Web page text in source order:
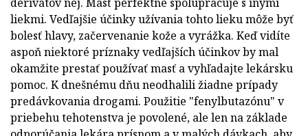
liekmi. Vedľajšie účinky užívania tohto lieku môže byť
bolesť hlavy, začervenanie kože a vyrážka. Keď vidíte
aspoň niektoré príznaky vedľajších účinkov by mal
okamžite prestať používať masť a vyhľadajte lekársku
pomoc. K dnešnému dňu neodhalili žiadne prípady
predávkovania drogami. Použitie "fenylbutazónu" v
priebehu tehotenstva je povolené, ale len na základe